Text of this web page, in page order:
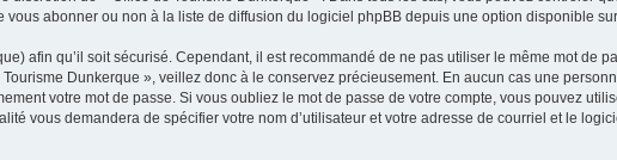
abonner ou non à la liste de diffusion du logiciel phpBB depuis une option disponible sur
afin qu’il soit sécurisé. Cependant, il est recommandé de ne pas utiliser le même mot de
Dunkerque », veillez donc à le conservez précieusement. En aucun cas une
votre mot de passe. Si vous oubliez le mot de passe de votre compte, vous pouvez
vous demandera de spécifier votre nom d’utilisateur et votre adresse de courriel et le